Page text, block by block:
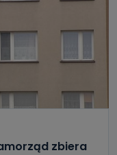
zbiera